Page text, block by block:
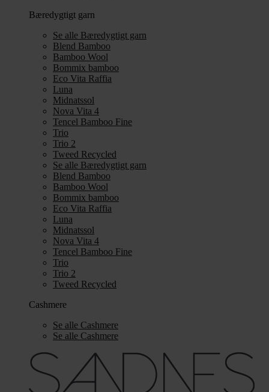
Bæredygtigt garn
Se alle Bæredygtigt garn
Blend Bamboo
Bamboo Wool
Bommix bamboo
Eco Vita Raffia
Luna
Midnatssol
Nova Vita 4
Tencel Bamboo Fine
Trio
Trio 2
Tweed Recycled
Se alle Bæredygtigt garn
Blend Bamboo
Bamboo Wool
Bommix bamboo
Eco Vita Raffia
Luna
Midnatssol
Nova Vita 4
Tencel Bamboo Fine
Trio
Trio 2
Tweed Recycled
Cashmere
Se alle Cashmere
Se alle Cashmere